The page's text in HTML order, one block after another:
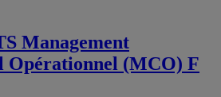
Management
Opérationnel (MCO) F